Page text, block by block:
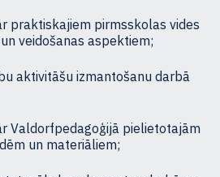
praktiskajiem pirmsskolas vides
veidošanas aspektiem;
aktivitāšu izmantošanu darbā
Valdorfpedagoģijā pielietotajām
un materiāliem;